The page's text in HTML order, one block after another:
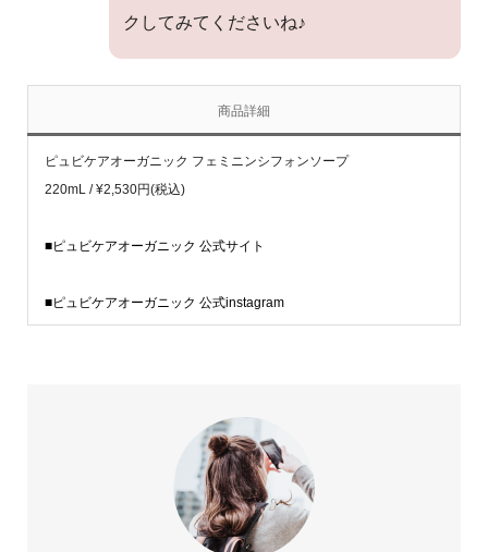
クしてみてくださいね♪
商品詳細
ピュビケアオーガニック フェミニンシフォンソープ
220mL / ¥2,530円(税込)
■ピュビケアオーガニック 公式サイト
■ピュビケアオーガニック 公式instagram